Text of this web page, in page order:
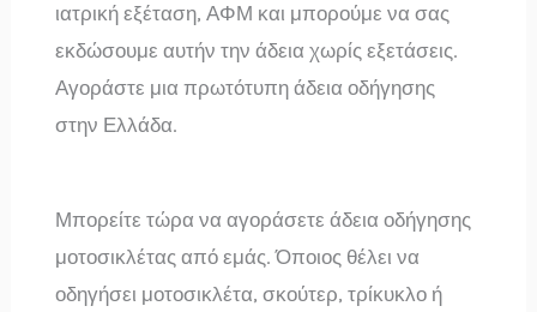
ιατρική εξέταση, ΑΦΜ και μπορούμε να σας
εκδώσουμε αυτήν την άδεια χωρίς εξετάσεις.
Αγοράστε μια πρωτότυπη άδεια οδήγησης
στην Ελλάδα.
Μπορείτε τώρα να αγοράσετε άδεια οδήγησης
μοτοσικλέτας από εμάς. Όποιος θέλει να
οδηγήσει μοτοσικλέτα, σκούτερ, τρίκυκλο ή